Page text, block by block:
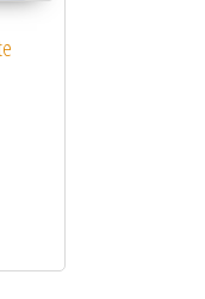
tiene múltiples variantes.